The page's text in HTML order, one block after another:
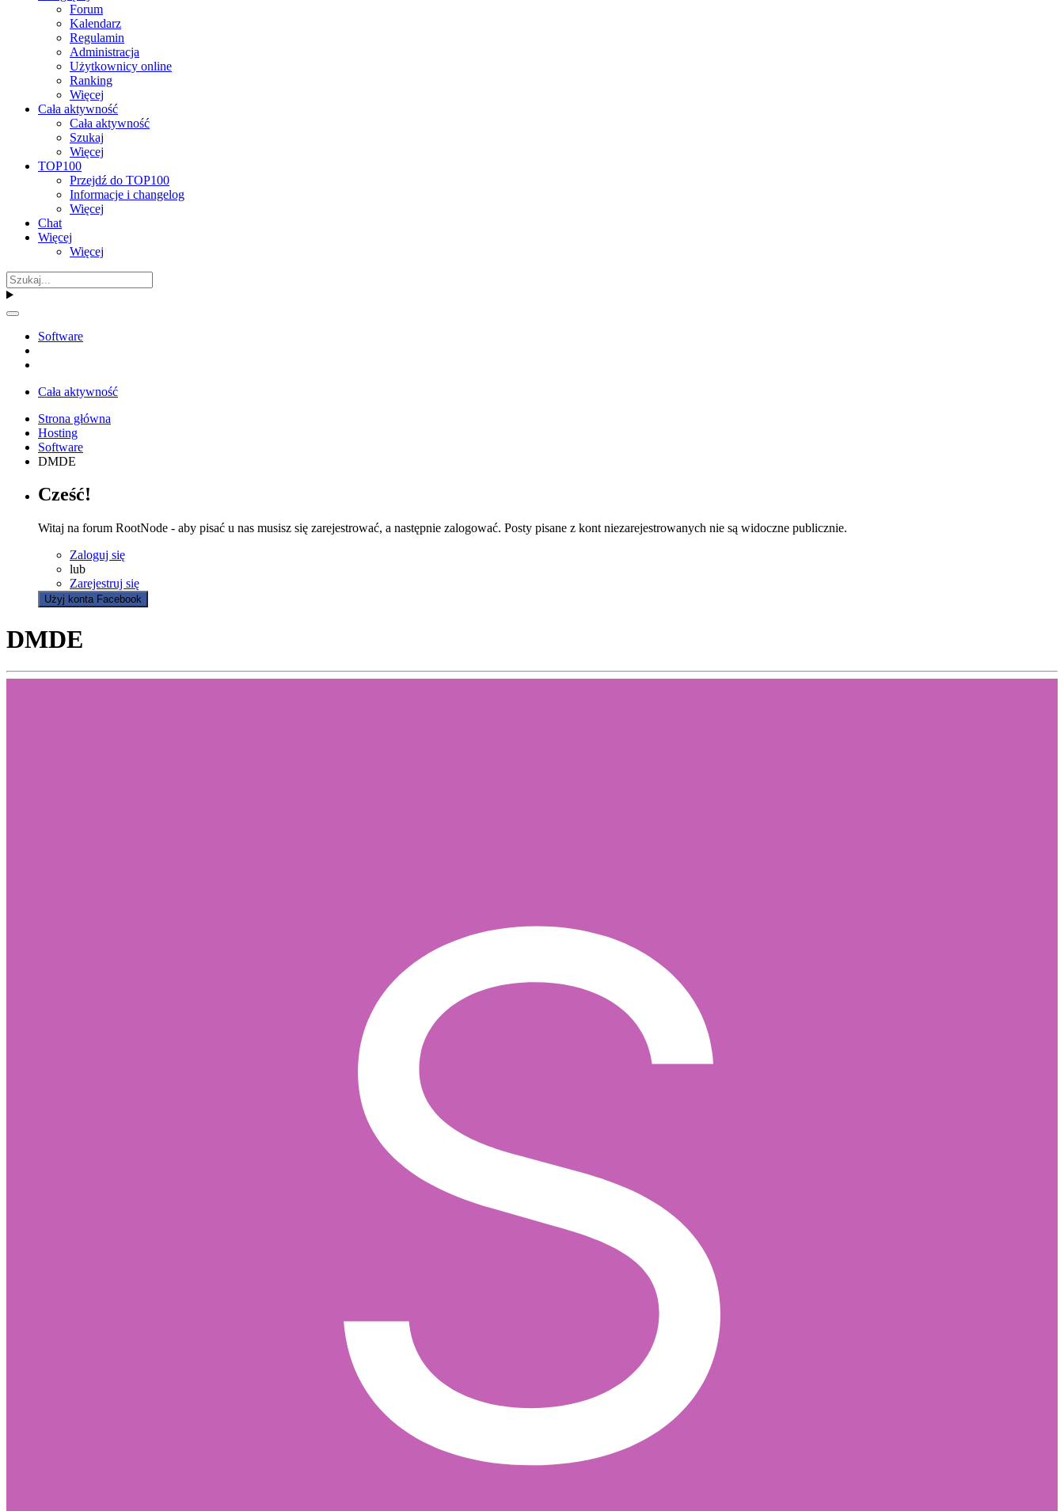
Forum
Kalendarz
Regulamin
Administracja
Użytkownicy online
Ranking
Więcej
Cała aktywność
Cała aktywność
Szukaj
Więcej
TOP100
Przejdź do TOP100
Informacje i changelog
Więcej
Chat
Więcej
Więcej
Software
Cała aktywność
Strona główna
Hosting
Software
DMDE
Cześć!
Witaj na forum RootNode - aby pisać u nas musisz się zarejestrować, a następnie zalogować. Posty pisane z kont niezarejestrowanych nie są widoczne publicznie.
Zaloguj się
lub
Zarejestruj się
Użyj konta Facebook
DMDE